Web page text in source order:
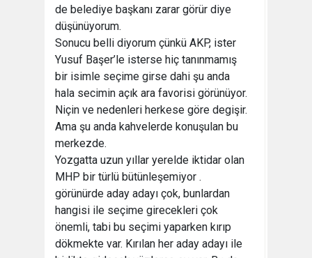
de belediye başkanı zarar görür diye
düşünüyorum.
Sonucu belli diyorum çünkü AKP, ister
Yusuf Başer’le isterse hiç tanınmamış
bir isimle seçime girse dahi şu anda
hala secimin açık ara favorisi görünüyor.
Niçin ve nedenleri herkese göre degişir.
Ama şu anda kahvelerde konuşulan bu
merkezde.
Yozgatta uzun yıllar yerelde iktidar olan
MHP bir türlü bütünleşemiyor .
görünürde aday adayı çok, bunlardan
hangisi ile seçime girecekleri çok
önemli, tabi bu seçimi yaparken kırıp
dökmekte var. Kırılan her aday adayı ile